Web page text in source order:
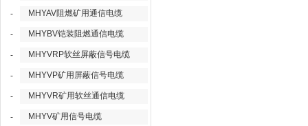
- MHYAV阻燃矿用通信电缆
- MHYBV铠装阻燃通信电缆
- MHYVRP软丝屏蔽信号电缆
- MHYVP矿用屏蔽信号电缆
- MHYVR矿用软丝通信电缆
- MHYV矿用信号电缆